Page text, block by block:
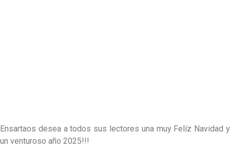
Ensartaos desea a todos sus lectores una muy Felíz Navidad y
un venturoso año 2025!!!